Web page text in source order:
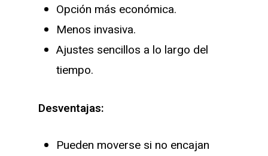
Opción más económica.
Menos invasiva.
Ajustes sencillos a lo largo del
tiempo.
Desventajas:
Pueden moverse si no encajan